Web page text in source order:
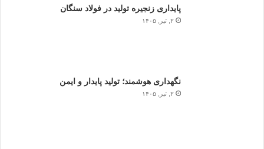
پایداری زنجیره تولید در فولاد سنگان
۲, تیر, ۱۴۰۵
نگهداری هوشمند؛ تولید پایدار و ایمن
۲, تیر, ۱۴۰۵